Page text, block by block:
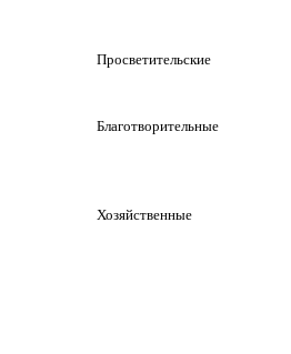
Просветительские
Благотворительные
Хозяйственные